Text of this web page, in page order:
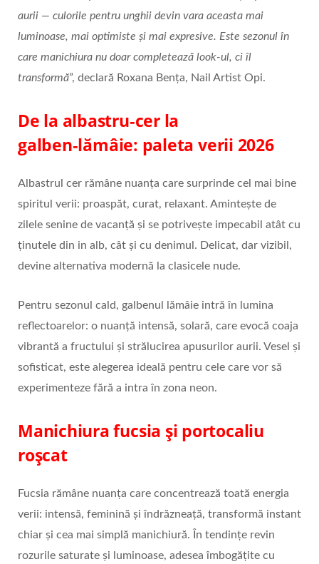
aurii — culorile pentru unghii devin vara aceasta mai
luminoase, mai optimiste și mai expresive. Este sezonul în
care manichiura nu doar completează look-ul, ci îl
transformă”, declară Roxana Bența, Nail Artist Opi.
De la albastru‑cer la
galben‑lămâie: paleta verii 2026
Albastrul cer rămâne nuanța care surprinde cel mai bine
spiritul verii: proaspăt, curat, relaxant. Amintește de
zilele senine de vacanță și se potrivește impecabil atât cu
ținutele din in alb, cât și cu denimul. Delicat, dar vizibil,
devine alternativa modernă la clasicele nude.
Pentru sezonul cald, galbenul lămâie intră în lumina
reflectoarelor: o nuanță intensă, solară, care evocă coaja
vibrantă a fructului și strălucirea apusurilor aurii. Vesel și
sofisticat, este alegerea ideală pentru cele care vor să
experimenteze fără a intra în zona neon.
Manichiura fucsia și portocaliu
roșcat
Fucsia rămâne nuanța care concentrează toată energia
verii: intensă, feminină și îndrăzneață, transformă instant
chiar și cea mai simplă manichiură. În tendințe revin
rozurile saturate și luminoase, adesea îmbogățite cu